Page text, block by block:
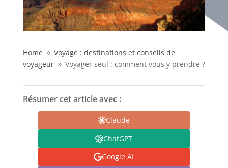
Home 9 Voyage : destinations et conseils de
voyageur 9 Voyager seul : comment vous y prendre ?
Résumer cet article avec :
Claude
ChatGPT
Google AI